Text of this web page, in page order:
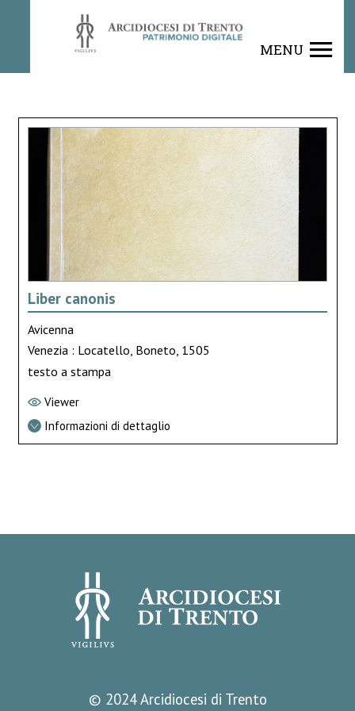
MENU
Liber canonis
Avicenna
Venezia : Locatello, Boneto, 1505
testo a stampa
Viewer
Informazioni di dettaglio
© 2024 Arcidiocesi di Trento